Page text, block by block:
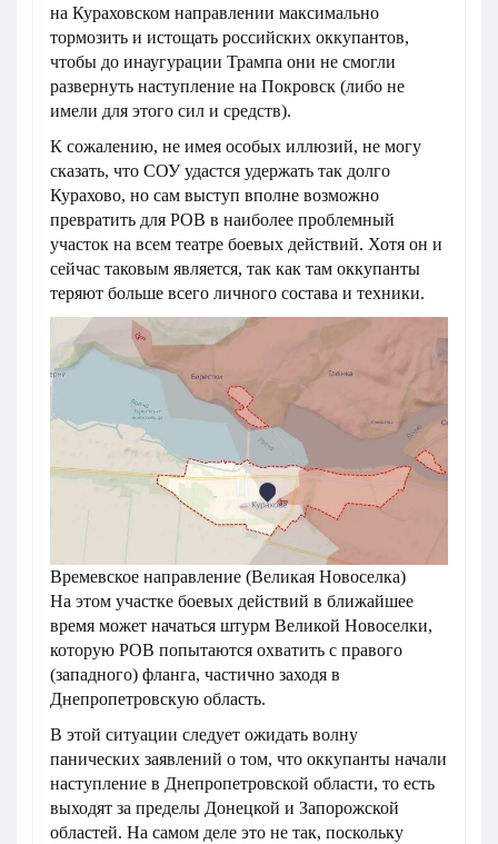
на Кураховском направлении максимально
тормозить и истощать российских оккупантов,
чтобы до инаугурации Трампа они не смогли
развернуть наступление на Покровск (либо не
имели для этого сил и средств).
К сожалению, не имея особых иллюзий, не могу
сказать, что СОУ удастся удержать так долго
Курахово, но сам выступ вполне возможно
превратить для РОВ в наиболее проблемный
участок на всем театре боевых действий. Хотя он и
сейчас таковым является, так как там оккупанты
теряют больше всего личного состава и техники.
Времевское направление (Великая Новоселка)
На этом участке боевых действий в ближайшее
время может начаться штурм Великой Новоселки,
которую РОВ попытаются охватить с правого
(западного) фланга, частично заходя в
Днепропетровскую область.
В этой ситуации следует ожидать волну
панических заявлений о том, что оккупанты начали
наступление в Днепропетровской области, то есть
выходят за пределы Донецкой и Запорожской
областей. На самом деле это не так, поскольку